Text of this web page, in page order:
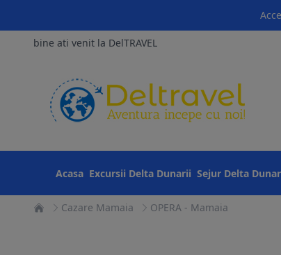
bine ati venit la DelTRAVEL
Acasa Excursii Delta Dunarii Sejur Delta
Cazare Mamaia OPERA - Mamaia